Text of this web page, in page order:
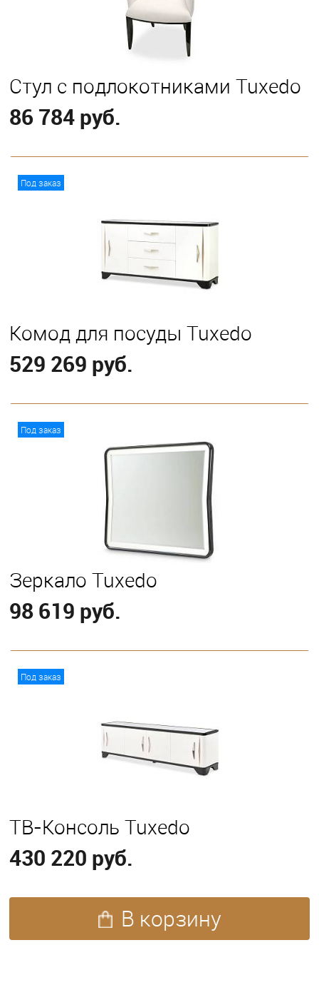
Стул с подлокотниками Tuxedo
86 784 руб.
Под заказ
Комод для посуды Tuxedo
529 269 руб.
Под заказ
Зеркало Tuxedo
98 619 руб.
Под заказ
ТВ-Консоль Tuxedo
430 220 руб.
В корзину